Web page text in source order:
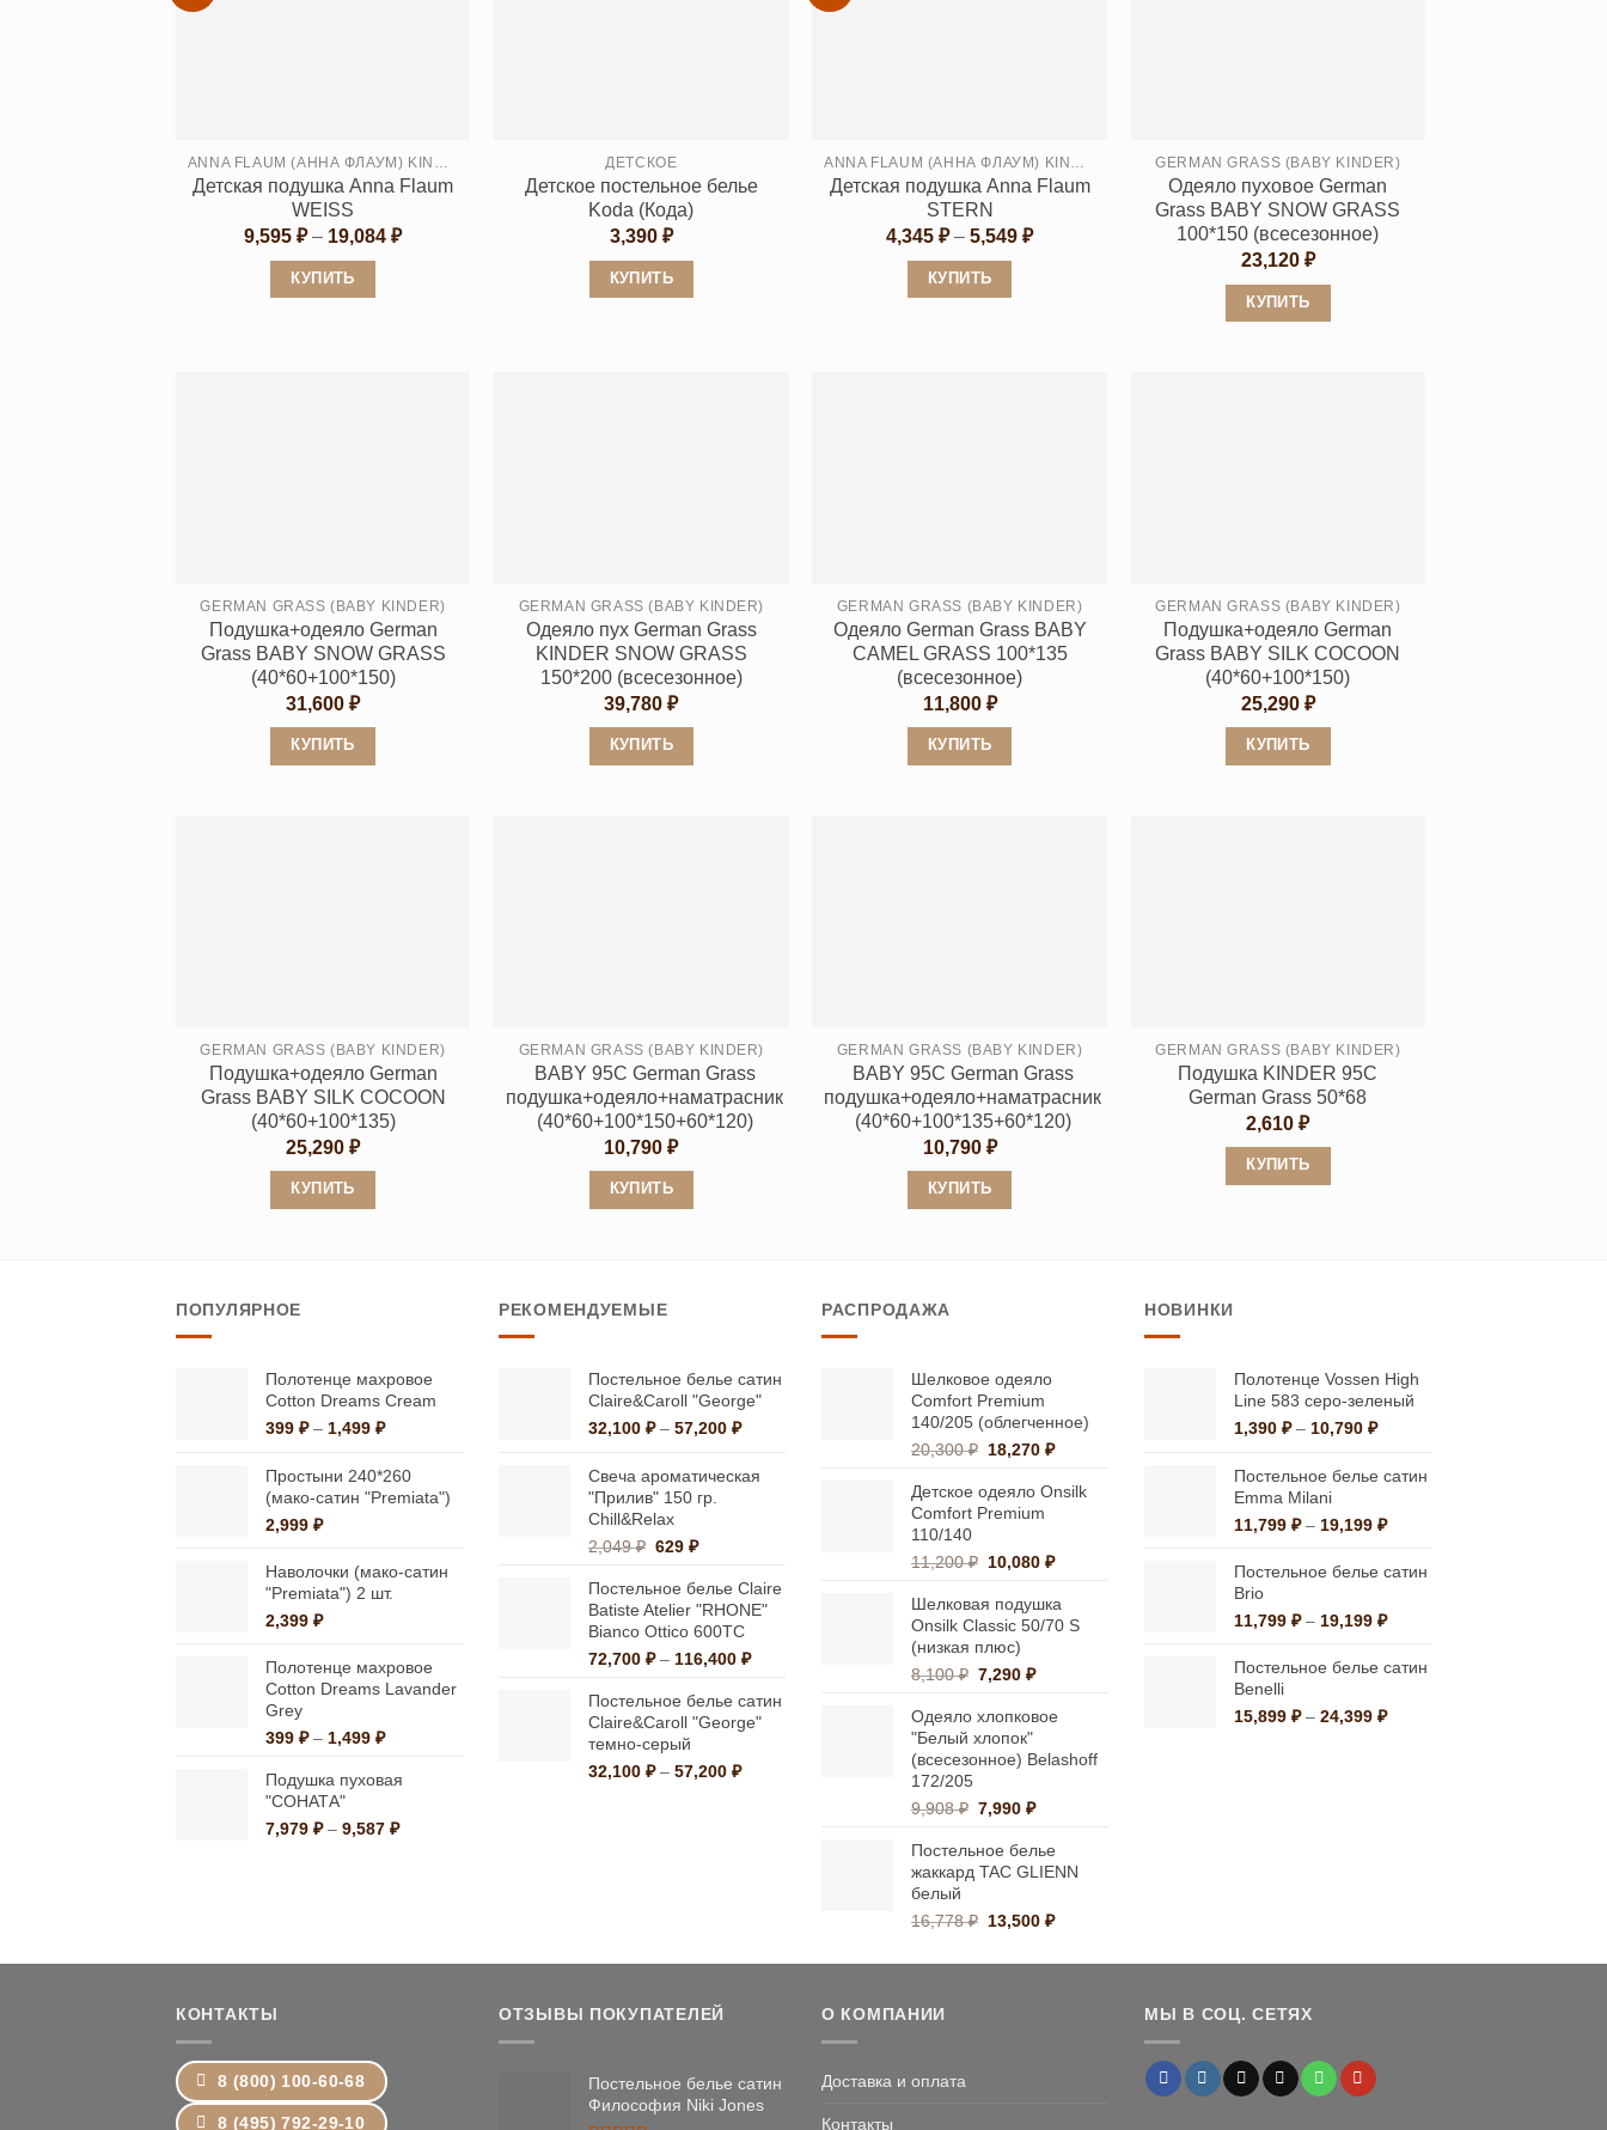
ANNA FLAUM (АННА ФЛАУМ) KINDER
Детская подушка Anna Flaum
WEISS
9,595₽ – 19,084₽Диапазон
КУПИТЬ
товара.
ДЕТСКОЕ
Детское постельное белье
Koda (Кода)
3,390 ₽
КУПИТЬ
товара.
ANNA FLAUM (АННА ФЛАУМ) KINDER
Детская подушка Anna Flaum
STERN
4,345₽ – 5,549₽Диапазон
КУПИТЬ
товара.
GERMAN GRASS (BABY KINDER)
Одеяло пуховое German
Grass BABY SNOW GRASS
100*150 (всесезонное)
23,120 ₽
КУПИТЬ
странице
товара.
GERMAN GRASS (BABY KINDER)
Подушка+одеяло German
Grass BABY SNOW GRASS
(40*60+100*150)
31,600₽
КУПИТЬ
странице
товара.
GERMAN GRASS (BABY KINDER)
Одеяло пух German Grass
KINDER SNOW GRASS
150*200 (всесезонное)
39,780₽
КУПИТЬ
странице
товара.
GERMAN GRASS (BABY KINDER)
Одеяло German Grass BABY
CAMEL GRASS 100*135
(всесезонное)
11,800 ₽
КУПИТЬ
странице
товара.
GERMAN GRASS (BABY KINDER)
Подушка+одеяло German
Grass BABY SILK COCOON
(40*60+100*150)
25,290 ₽
КУПИТЬ
странице
товара.
GERMAN GRASS (BABY KINDER)
Подушка+одеяло German
Grass BABY SILK COCOON
(40*60+100*135)
25,290₽
КУПИТЬ
Опции
можно
выбрать
странице
товара.
GERMAN GRASS (BABY KINDER)
BABY 95C German Grass
подушка+одеяло+наматрасник
(40*60+100*150+60*120)
10,790₽
КУПИТЬ
несколько
Опции
можно
выбрать
странице
товара.
GERMAN GRASS (BABY KINDER)
BABY 95C German Grass
подушка+одеяло+наматрасник
(40*60+100*135+60*120)
10,790 ₽
КУПИТЬ
Опции
можно
выбрать
на
странице
товара.
GERMAN GRASS (BABY KINDER)
Подушка KINDER 95C
German Grass 50*68
2,610₽
КУПИТЬ
можно
выбрать
на
странице
товара.
ПОПУЛЯРНОЕ
Полотенце махровое
Cotton Dreams Cream
399 ₽ – 1,499 ₽Диапазон
399 ₽
–
Простыни 240*260
(мако-сатин "Premiata")
2,999 ₽
Наволочки (мако-сатин
"Premiata") 2 шт.
2,399 ₽
Полотенце махровое
Cotton Dreams Lavander
Grey
399 ₽ – 1,499 ₽Диапазон
399 ₽
1,499 ₽
Подушка пуховая
"СОНАТА"
7,979 ₽ – 9,587 ₽Диапазон
РЕКОМЕНДУЕМЫЕ
Постельное белье сатин
Claire&Caroll "George"
32,100 ₽ – 57,200 ₽Диапазон
32,100 ₽
Свеча ароматическая
"Прилив" 150 гр.
Chill&Relax
2,049₽ Первоначальная
составляла
2,049 ₽.
629₽Текущая
629 ₽.
Постельное белье Claire
Batiste Atelier "RHONE"
Bianco Ottico 600ТС
72,700 ₽ – 116,400 ₽Диапазон
72,700 ₽
–
Постельное белье сатин
Claire&Caroll "George"
темно-серый
32,100 ₽ – 57,200 ₽Диапазон
РАСПРОДАЖА
Шелковое одеяло
Comfort Premium
140/205 (облегченное)
20,300₽ Первоначальная
составляла
20,300 ₽.
18,270₽Текущая
18,270 ₽.
Детское одеяло Onsilk
Comfort Premium
110/140
11,200₽ Первоначальная
составляла
11,200 ₽.
10,080₽Текущая
10,080 ₽.
Шелковая подушка
Onsilk Classic 50/70 S
(низкая плюс)
8,100₽ Первоначальная
составляла
8,100 ₽.
7,290₽Текущая
7,290 ₽.
Одеяло хлопковое
"Белый хлопок"
(всесезонное) Belashoff
172/205
9,908₽ Первоначальная
составляла
9,908 ₽.
7,990₽Текущая
7,990 ₽.
Постельное белье
жаккард TAC GLIENN
белый
16,778₽ Первоначальная
составляла
13,500₽Текущая
13,500 ₽.
НОВИНКИ
Полотенце Vossen High
Line 583 серо-зеленый
1,390 ₽ – 10,790 ₽Диапазон
1,390 ₽
10,790 ₽
Постельное белье сатин
Emma Milani
11,799 ₽ – 19,199 ₽Диапазон
11,799 ₽
19,199 ₽
Постельное белье сатин
Brio
11,799 ₽ – 19,199 ₽Диапазон
11,799 ₽
19,199 ₽
Постельное белье сатин
Benelli
15,899 ₽ – 24,399 ₽Диапазон
КОНТАКТЫ
8 (800) 100-60-68
8 (495) 792-29-10
ОТЗЫВЫ ПОКУПАТЕЛЕЙ
Постельное белье сатин
Философия Niki Jones
О КОМПАНИИ
Доставка и оплата
Контакты
МЫ В СОЦ. СЕТЯХ